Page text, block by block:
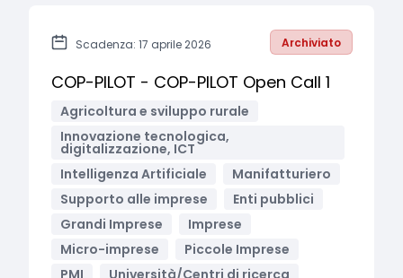
Scadenza: 17 aprile 2026 Archiviato
COP-PILOT - COP-PILOT Open Call 1
Agricoltura e sviluppo rurale
Innovazione tecnologica,
digitalizzazione, ICT
Intelligenza Artificiale
Manifatturiero
Supporto alle imprese
Enti pubblici
Grandi Imprese
Imprese
Micro-imprese
Piccole Imprese
PMI
Università/Centri di ricerca